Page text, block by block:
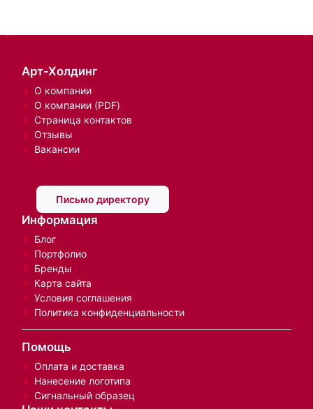
Арт-Холдинг
О компании
О компании (PDF)
Страница контактов
Отзывы
Вакансии
Письмо директору
Информация
Блог
Портфолио
Бренды
Карта сайта
Условия соглашения
Политика конфиденциальности
Помощь
Оплата и доставка
Нанесение логотипа
Сигнальный образец